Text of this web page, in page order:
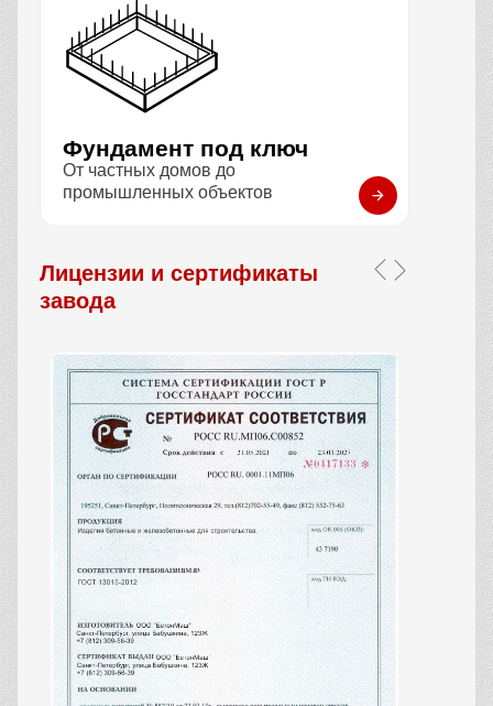
Фундамент под ключ
От частных домов до
промышленных объектов
Лицензии и сертификаты
завода